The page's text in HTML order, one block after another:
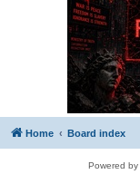
Home Board index
Powered by